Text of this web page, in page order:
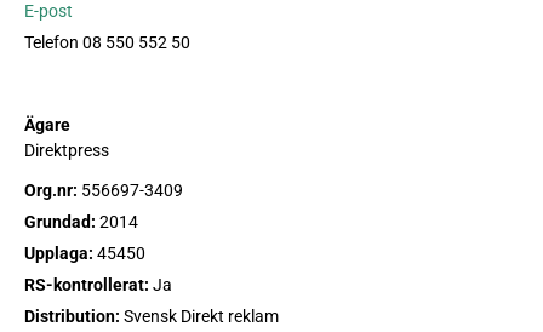
E-post
Telefon 08 550 552 50
Ägare
Direktpress
Org.nr: 556697-3409
Grundad: 2014
Upplaga: 45450
RS-kontrollerat: Ja
Distribution: Svensk Direkt reklam